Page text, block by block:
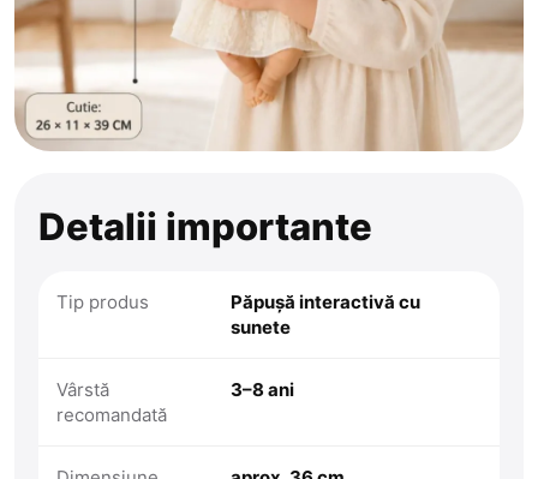
Detalii importante
Tip produs
Păpușă interactivă cu
sunete
Vârstă
recomandată
3–8 ani